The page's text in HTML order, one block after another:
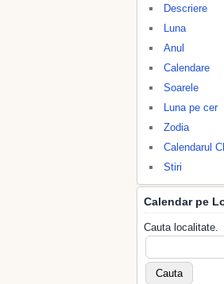
Descriere
Luna
Anul
Calendare
Soarele
Luna pe cer
Zodia
Calendarul
Stiri
Calendar pe
Cauta localitate.